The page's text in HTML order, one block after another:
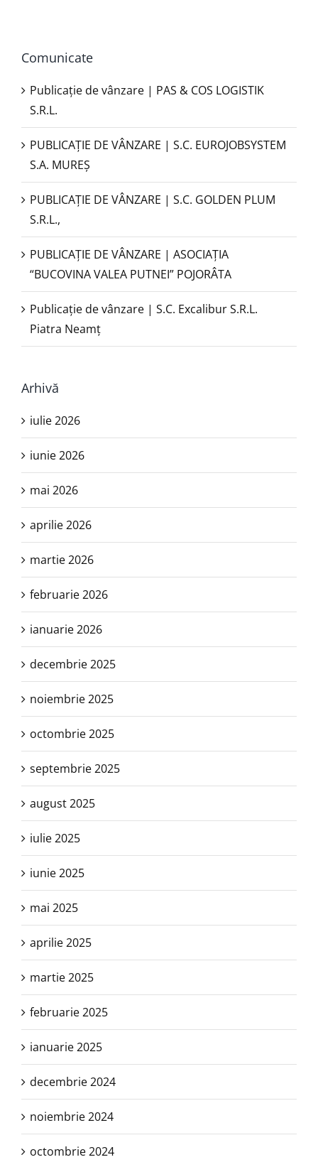
Comunicate
Publicație de vânzare | PAS & COS LOGISTIK
S.R.L.
PUBLICAŢIE DE VÂNZARE | S.C. EUROJOBSYSTEM
S.A. MUREȘ
PUBLICAȚIE DE VÂNZARE | S.C. GOLDEN PLUM
S.R.L.,
PUBLICAŢIE DE VÂNZARE | ASOCIAȚIA
“BUCOVINA VALEA PUTNEI” POJORÂTA
Publicație de vânzare | S.C. Excalibur S.R.L.
Piatra Neamţ
Arhivă
iulie 2026
iunie 2026
mai 2026
aprilie 2026
martie 2026
februarie 2026
ianuarie 2026
decembrie 2025
noiembrie 2025
octombrie 2025
septembrie 2025
august 2025
iulie 2025
iunie 2025
mai 2025
aprilie 2025
martie 2025
februarie 2025
ianuarie 2025
decembrie 2024
noiembrie 2024
octombrie 2024